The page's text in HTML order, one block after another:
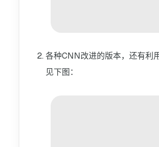
各种CNN改进的版本，还有利
见下图：